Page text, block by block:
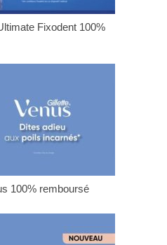
Fixodent 100%
100% remboursé